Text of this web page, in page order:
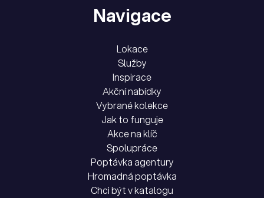
Navigace
Lokace
Služby
Inspirace
Akční nabídky
Vybrané kolekce
Jak to funguje
Akce na klíč
Spolupráce
Poptávka agentury
Hromadná poptávka
Chci být v katalogu